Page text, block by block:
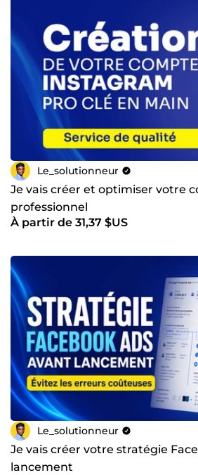
Le_solutionneur
Je vais créer et optimiser votre
professionnel
À partir de 31,37 $US
Le_solutionneur
Je vais créer votre stratégie
lancement